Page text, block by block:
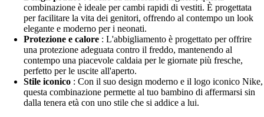
combinazione è ideale per cambi rapidi di vestiti. È progettata
per facilitare la vita dei genitori, offrendo al contempo un look
elegante e moderno per i neonati.
Protezione e calore : L'abbigliamento è progettato per offrire
una protezione adeguata contro il freddo, mantenendo al
contempo una piacevole caldaia per le giornate più fresche,
perfetto per le uscite all'aperto.
Stile iconico : Con il suo design moderno e il logo iconico Nike,
questa combinazione permette al tuo bambino di affermarsi sin
dalla tenera età con uno stile che si addice a lui.